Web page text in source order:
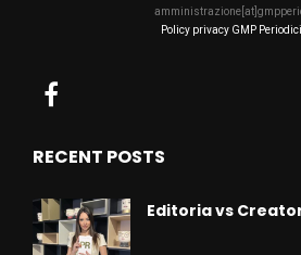
Policy privacy GMP Periodici
RECENT POSTS
Editoria vs